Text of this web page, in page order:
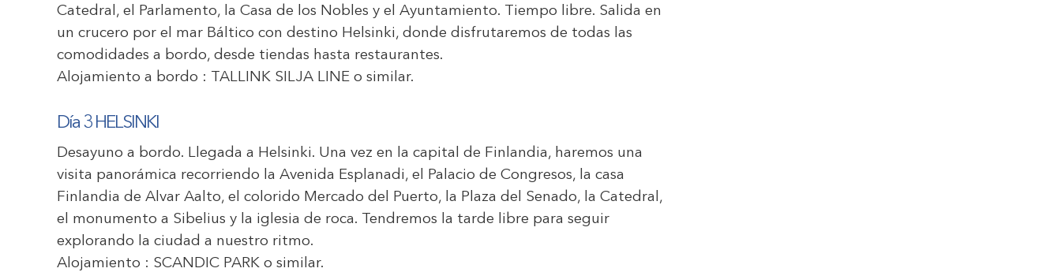
Catedral, el Parlamento, la Casa de los Nobles y el Ayuntamiento. Tiempo libre. Salida en
un crucero por el mar Báltico con destino Helsinki, donde disfrutaremos de todas las
comodidades a bordo, desde tiendas hasta restaurantes.
Alojamiento a bordo :
TALLINK SILJA LINE o similar.
Día 3 HELSINKI
Desayuno a bordo. Llegada a Helsinki. Una vez en la capital de Finlandia, haremos una
visita panorámica recorriendo la Avenida Esplanadi, el Palacio de Congresos, la casa
Finlandia de Alvar Aalto, el colorido Mercado del Puerto, la Plaza del Senado, la Catedral,
el monumento a Sibelius y la iglesia de roca. Tendremos la tarde libre para seguir
explorando la ciudad a nuestro ritmo.
Alojamiento : SCANDIC PARK o similar.